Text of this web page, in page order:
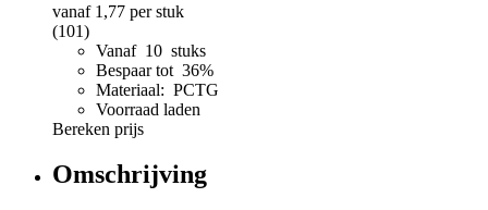
vanaf 1,77 per stuk
(101)
Vanaf 10 stuks
Bespaar tot 36%
Materiaal: PCTG
Voorraad laden
Bereken prijs
Omschrijving